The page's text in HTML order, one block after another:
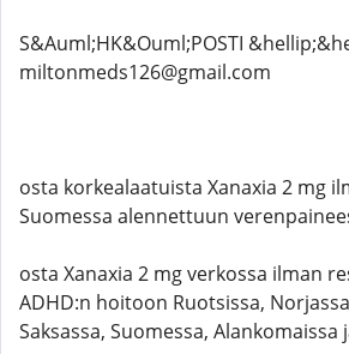
S&Auml;HK&Ouml;POSTI
miltonmeds126@gmail.com
osta korkealaatuista Xanaxia 2 mg
Suomessa alennettuun
osta Xanaxia 2 mg verkossa ilman
ADHD:n hoitoon Ruotsissa,
Saksassa, Suomessa, Alankomaissa